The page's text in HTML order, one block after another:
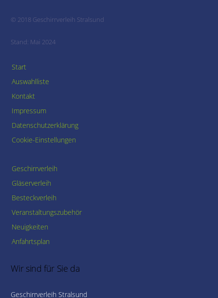
© 2018 Geschirrverleih Stralsund
Stand: Mai 2024
Start
Auswahlliste
Kontakt
Impressum
Datenschutzerklärung
Cookie-Einstellungen
Geschirrverleih
Gläserverleih
Besteckverleih
Veranstaltungszubehör
Neuigkeiten
Anfahrtsplan
Wir sind für Sie da
Geschirrverleih Stralsund